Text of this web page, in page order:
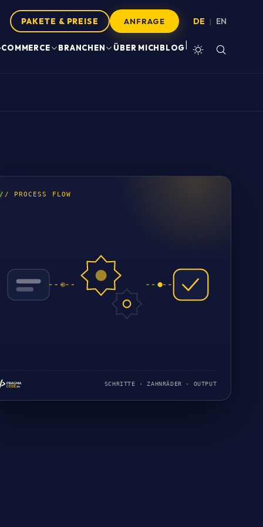
PAKETE & PREISE ANFRAGE DE | EN
BRANCHEN ÜBER MICHBLOG
// PROCESS FLOW
SCHRITTE · ZAHNRÄDER · OUTPUT